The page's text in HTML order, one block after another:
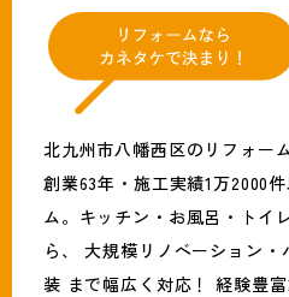
北九州市八幡西区のリフォー
創業63年・施工実績1万2000
ム。キッチン・お風呂・トイ
ら、 大規模リノベーション
装 まで幅広く対応！ 経験豊